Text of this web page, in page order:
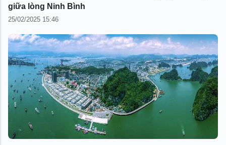
giữa lòng Ninh Bình
25/02/2025 15:46